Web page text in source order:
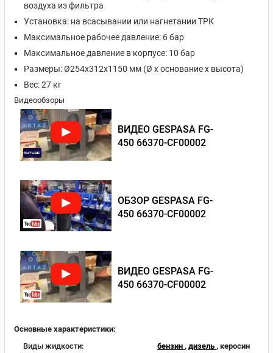
воздуха из фильтра
Установка: на всасывании или нагнетании ТРК
Максимальное рабочее давление: 6 бар
Максимальное давление в корпусе: 10 бар
Размеры: Ø254x312x1150 мм (Ø x основание x высота)
Вес: 27 кг
Видеообзоры
ВИДЕО GESPASA FG-
450 66370-CF00002
ОБЗОР GESPASA FG-
450 66370-CF00002
ВИДЕО GESPASA FG-
450 66370-CF00002
Основные характеристики:
Виды жидкости:
бензин , дизель , керосин